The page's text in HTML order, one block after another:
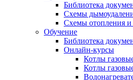
Библиотека
Схемы
Схемы отопления
Обучение
Библиотека
Онлайн-курсы
Котлы
Котлы